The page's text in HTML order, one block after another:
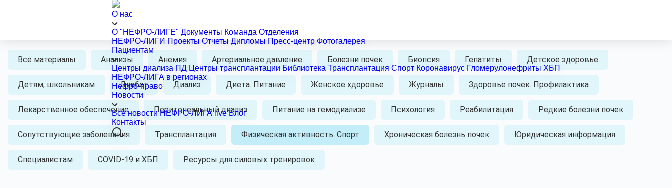
О нас
О "НЕФРО-ЛИГЕ" Документы Команда Отделения
НЕФРО-ЛИГИ Проекты Отчеты Дипломы Пресс-центр Фотогалерея
Пациентам
Центры диализа ПД Центры трансплантации Библиотека Трансплантация Спорт КоронавирусГломерулонефриты ХБП
НЕФРО-ЛИГА в регионах
Нефро-право
Новости
Все новости НЕФРО-ЛИГА live Блог
Контакты
Библиотека содержит информационно-просветительские материалы для пациентов и их родственников о болезнях почек, их профилактике и раннем выявлении, методах
заместительной почечной терапии — гемодиализе, перитонеальном диализе и трансплантации почки, лекарственном обеспечении, правах пациента.
Все книги, буклеты, листовки можно скачать бесплатно. Воспользуйтесь поиском по тематическим рубрикам.
Все материалы Анализы Анемия Артериальное давление Болезни почек Биопсия Гепатиты Детское здоровье
Детям, школьникам Диабет Диализ Диета. Питание Женское хдоровье Журналы Здоровье почек. Профилактика
Лекарственное обеспечение Перитонеальный диализ Питание на гемодиализе Психология Реабилитация Редкие болезни почек
Сопутствующие заболевания Трансплантация Физическая активность. Спорт Хроническая болезнь почек Юридическая информация
Специалистам COVID-19 и ХБП Ресурсы для силовых тренировок